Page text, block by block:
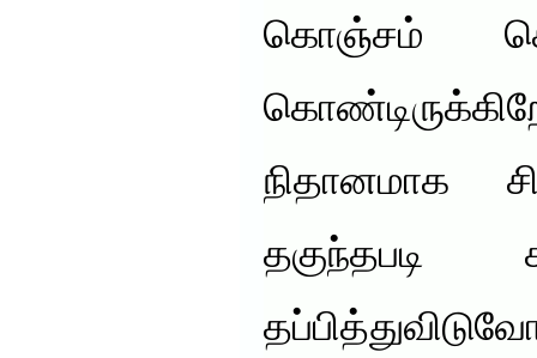
கொஞ்சம்
நிதானமாக
தகுந்தபடி